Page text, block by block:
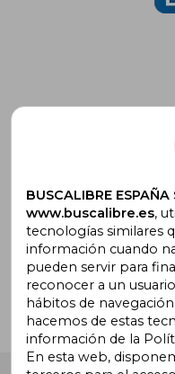
Suscríbete
¿Necesitas ayuda?
Ir a Centro de Soporte
BUSCALIBRE ESPAÑA
www.buscalibre.es,
tecnologías similares
información cuando
pueden servir para
reconocer a un
hábitos de
hacemos de estas
información de la
En esta web,